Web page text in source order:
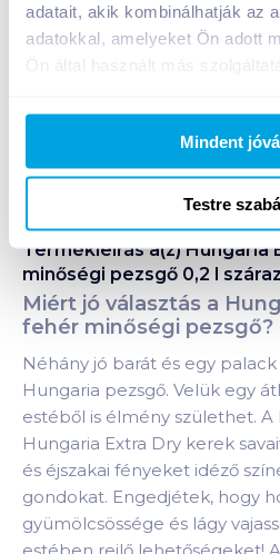
adatait, akik kombinálhatják az
adatokkal, amelyeket Ön adott
Mindent
Testre
1 karton =
Termékleírás a(z)Hungaria
minőségi pezsgő 0,2 l száraz
Miért jó választás a
fehér minőségi pezsgő?
Néhány jó barát és egy
Hungaria pezsgő. Velük egy
estéből is élmény születhet. A
Hungaria Extra Dry kerek
és éjszakai fényeket idéző
gondokat. Engedjétek, hogy
gyümölcsössége és lágy